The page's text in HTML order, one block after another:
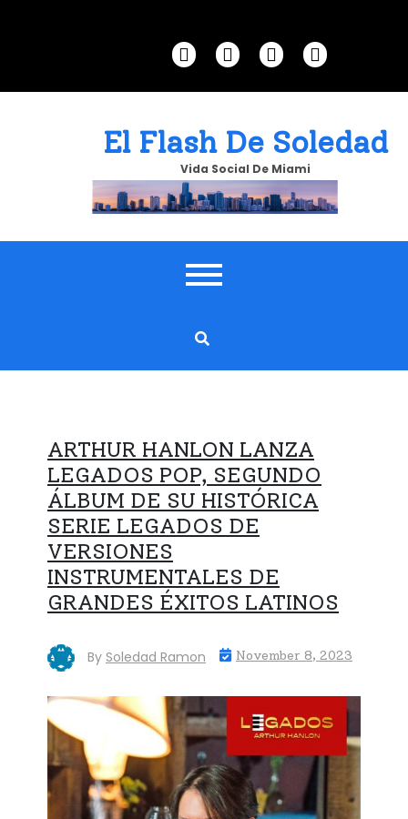
El Flash De Soledad
Vida Social De Miami
ARTHUR HANLON LANZA
LEGADOS POP, SEGUNDO
ÁLBUM DE SU HISTÓRICA
SERIE LEGADOS DE
VERSIONES
INSTRUMENTALES DE
GRANDES ÉXITOS LATINOS
By Soledad Ramon November 8, 2023